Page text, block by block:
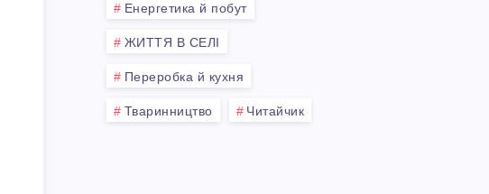
Енергетика й побут
ЖИТТЯ В СЕЛІ
Переробка й кухня
Тваринництво Читайчик